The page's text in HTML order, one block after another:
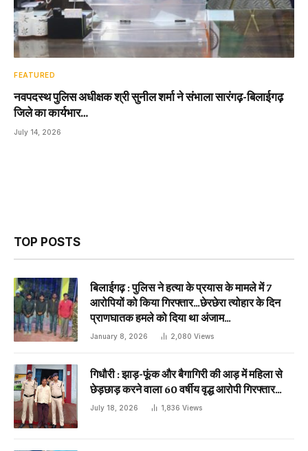
FEATURED
नवपदस्थ पुलिस अधीक्षक श्री सुनील शर्मा ने संभाला सारंगढ़-बिलाईगढ़
जिले का कार्यभार…
July 14, 2026
TOP POSTS
बिलाईगढ़ : पुलिस ने हत्या के प्रयास के मामले में 7
आरोपियों को किया गिरफ्तार…छेरछेरा त्योहार के दिन
प्राणघातक हमले को दिया था अंजाम…
January 8, 2026 2,080 Views
गिधौरी : झाड़-फूंक और बैगागिरी की आड़ में महिला से
छेड़छाड़ करने वाला 60 वर्षीय वृद्ध आरोपी गिरफ्तार…
July 18, 2026 1,836 Views